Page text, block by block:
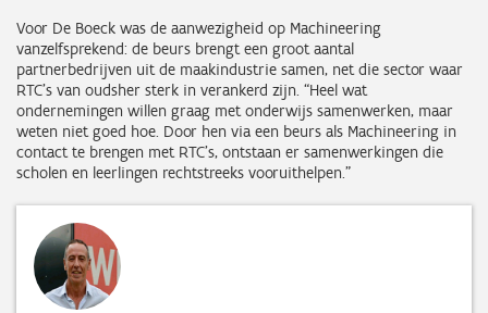
Voor De Boeck was de aanwezigheid op Machineering
vanzelfsprekend: de beurs brengt een groot aantal
partnerbedrijven uit de maakindustrie samen, net die sector waar
RTC’s van oudsher sterk in verankerd zijn. “Heel wat
ondernemingen willen graag met onderwijs samenwerken, maar
weten niet goed hoe. Door hen via een beurs als Machineering in
contact te brengen met RTC’s, ontstaan er samenwerkingen die
scholen en leerlingen rechtstreeks vooruithelpen.”